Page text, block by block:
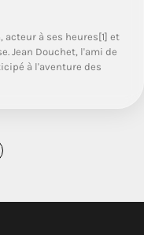
à ses heures[1] et
Jean Douchet, l'ami de
à l'aventure des